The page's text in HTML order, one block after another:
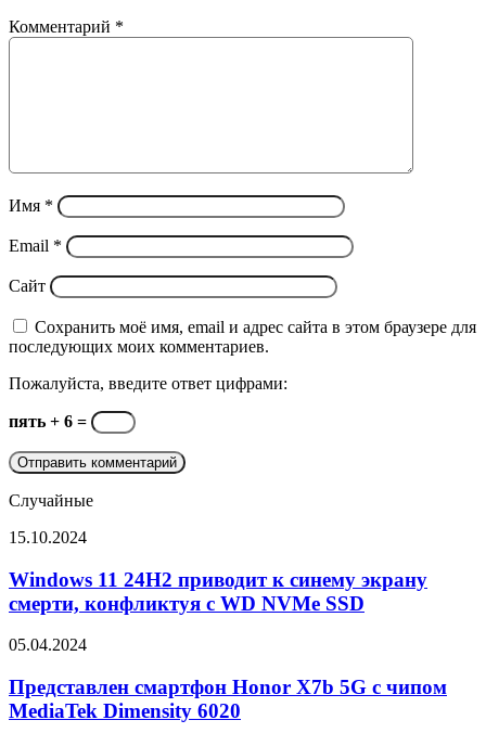
Комментарий *
Имя *
Email *
Сайт
Сохранить моё имя, email и адрес сайта в этом браузере для
последующих моих комментариев.
Пожалуйста, введите ответ цифрами:
пять + 6 =
Случайные
Windows
24H2
приводит
к
экрану
конфликтуя
с
15.10.2024
Windows 11 24H2 приводит к синему экрану
смерти, конфликтуя с WD NVMe SSD
Представлен
Honor
X7b
5G
05.04.2024
Представлен смартфон Honor X7b 5G с чипом
MediaTek Dimensity 6020